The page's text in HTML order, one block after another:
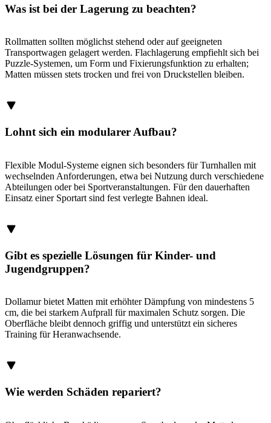
Was ist bei der Lagerung zu beachten?
Rollmatten sollten möglichst stehend oder auf geeigneten
Transportwagen gelagert werden. Flachlagerung empfiehlt sich bei
Puzzle-Systemen, um Form und Fixierungsfunktion zu erhalten;
Matten müssen stets trocken und frei von Druckstellen bleiben.
Lohnt sich ein modularer Aufbau?
Flexible Modul-Systeme eignen sich besonders für Turnhallen mit
wechselnden Anforderungen, etwa bei Nutzung durch verschiedene
Abteilungen oder bei Sportveranstaltungen. Für den dauerhaften
Einsatz einer Sportart sind fest verlegte Bahnen ideal.
Gibt es spezielle Lösungen für Kinder- und
Jugendgruppen?
Dollamur bietet Matten mit erhöhter Dämpfung von mindestens 5
cm, die bei starkem Aufprall für maximalen Schutz sorgen. Die
Oberfläche bleibt dennoch griffig und unterstützt ein sicheres
Training für Heranwachsende.
Wie werden Schäden repariert?